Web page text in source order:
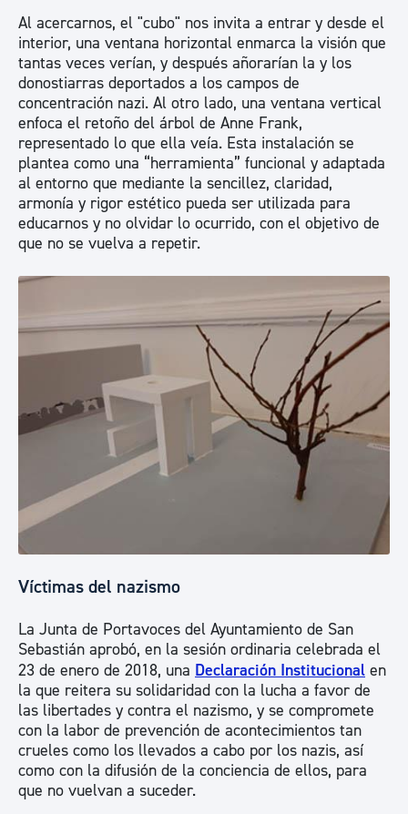
Al acercarnos, el "cubo" nos invita a entrar y desde el
interior, una ventana horizontal enmarca la visión que
tantas veces verían, y después añorarían la y los
donostiarras deportados a los campos de
concentración nazi. Al otro lado, una ventana vertical
enfoca el retoño del árbol de Anne Frank,
representado lo que ella veía. Esta instalación se
plantea como una “herramienta” funcional y adaptada
al entorno que mediante la sencillez, claridad,
armonía y rigor estético pueda ser utilizada para
educarnos y no olvidar lo ocurrido, con el objetivo de
que no se vuelva a repetir.
Víctimas del nazismo
La Junta de Portavoces del Ayuntamiento de San
Sebastián aprobó, en la sesión ordinaria celebrada el
23 de enero de 2018, una Declaración Institucional en
la que reitera su solidaridad con la lucha a favor de
las libertades y contra el nazismo, y se compromete
con la labor de prevención de acontecimientos tan
crueles como los llevados a cabo por los nazis, así
como con la difusión de la conciencia de ellos, para
que no vuelvan a suceder.